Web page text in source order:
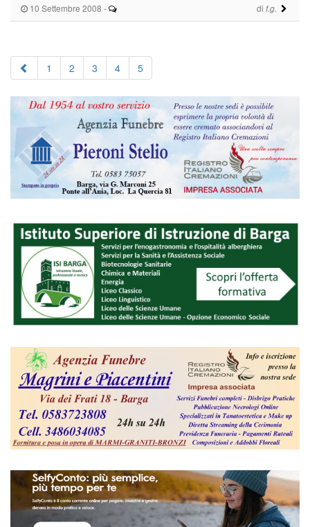
10 Settembre 2008 - di f.g.
1 2 3 4 5